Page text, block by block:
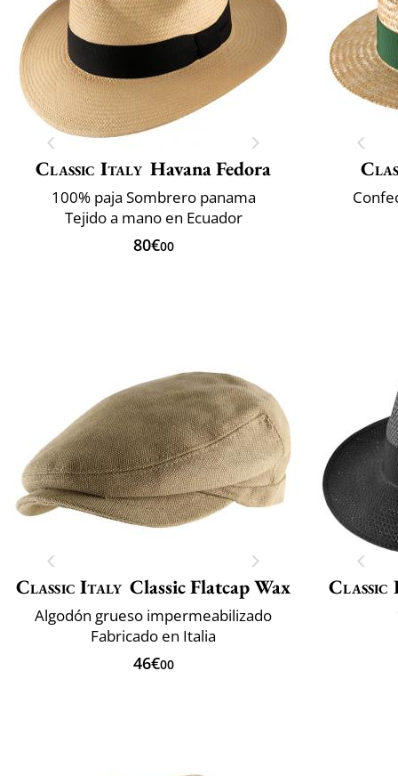
Classic Italy Havana Fedora
100% paja Sombrero panama
Tejido a mano en Ecuador
80€00
Classic Italy Classic Flatcap Wax
Algodón grueso impermeabilizado
Fabricado en Italia
46€00